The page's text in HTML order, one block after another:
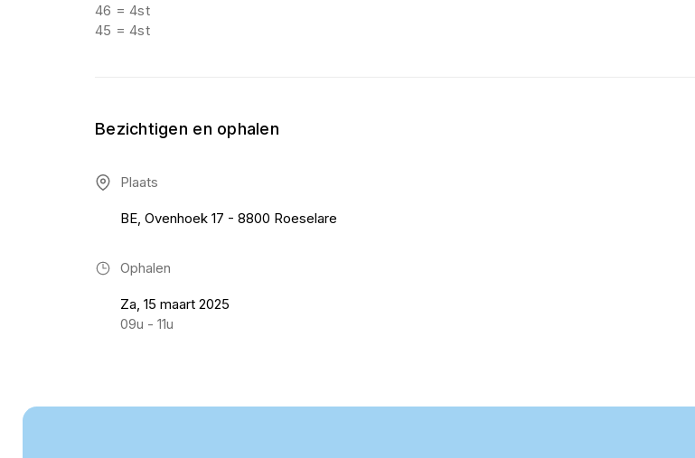
46 = 4st
45 = 4st
Bezichtigen en ophalen
Plaats
BE, Ovenhoek 17 - 8800 Roeselare
Ophalen
Za, 15 maart 2025
09u - 11u